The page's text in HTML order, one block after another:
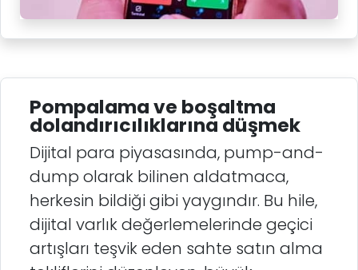
Pompalama ve boşaltma
dolandırıcılıklarına düşmek
Dijital para piyasasında, pump-and-
dump olarak bilinen aldatmaca,
herkesin bildiği gibi yaygındır. Bu hile,
dijital varlık değerlemelerinde geçici
artışları teşvik eden sahte satın alma